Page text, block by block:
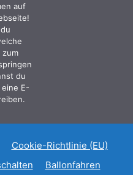
auf
zum
du
E-
Cookie-Richtlinie (EU)
Ballonfahren